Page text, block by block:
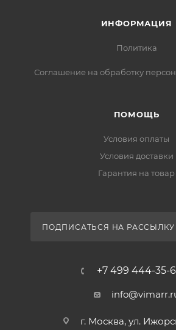
ИНФОРМАЦИЯ
Политика
Соглашение на обработку
ПОМОЩЬ
Условия оплаты
Условия доставки
Гарантия на товар
ПОДПИСАТЬСЯ НА РАССЫЛКУ
+7 499 444-35-
г. Москва, ул.